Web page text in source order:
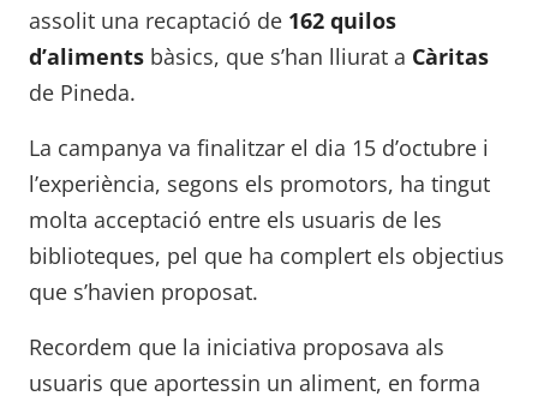
assolit una recaptació de 162 quilos
d’aliments bàsics, que s’han lliurat a Càritas
de Pineda.
La campanya va finalitzar el dia 15 d’octubre i
l’experiència, segons els promotors, ha tingut
molta acceptació entre els usuaris de les
biblioteques, pel que ha complert els objectius
que s’havien proposat.
Recordem que la iniciativa proposava als
usuaris que aportessin un aliment, en forma